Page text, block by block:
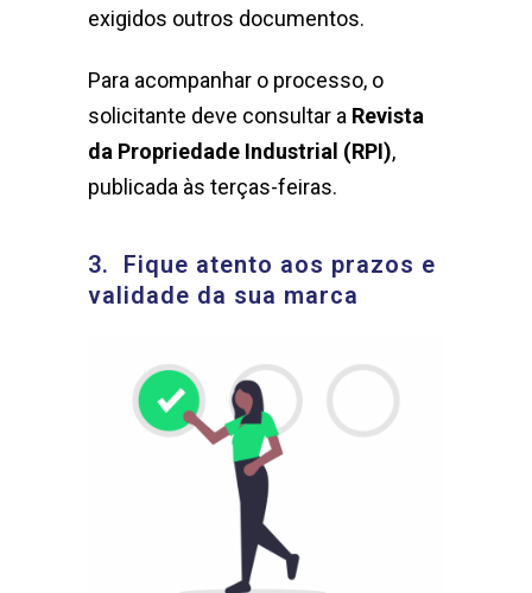
exigidos outros documentos.
Para acompanhar o processo, o
solicitante deve consultar a Revista
da Propriedade Industrial (RPI),
publicada às terças-feiras.
3. Fique atento aos prazos e
validade da sua marca